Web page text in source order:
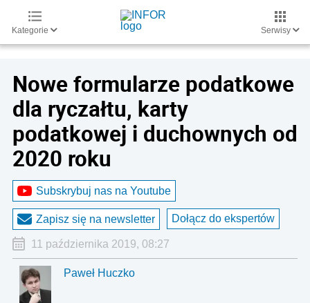
Kategorie Serwisy
Nowe formularze podatkowe
dla ryczałtu, karty
podatkowej i duchownych od
2020 roku
Subskrybuj nas na Youtube
Zapisz się na newsletter Dołącz do ekspertów
11 października 2019, 08:27
Paweł Huczko